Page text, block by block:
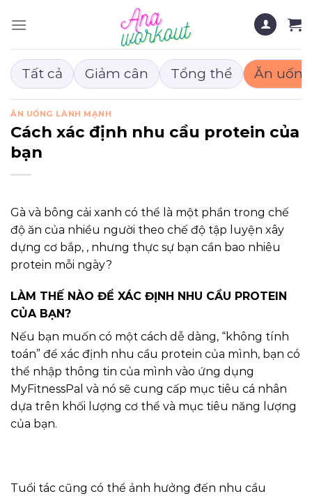
đến
dung
Tất cả Giảm cân Tổng thể Ăn
ĂN UỐNG LÀNH MẠNH
Cách xác định nhu cầu protein của
bạn
Gà và bông cải xanh có thể là một phần trong chế
độ ăn của nhiều người theo chế độ tập luyện xây
dựng cơ bắp, , nhưng thực sự bạn cần bao nhiêu
protein mỗi ngày?
LÀM THẾ NÀO ĐỂ XÁC ĐỊNH NHU CẦU PROTEIN
CỦA BẠN?
Nếu bạn muốn có một cách dễ dàng, “không tính
toán” để xác định nhu cầu protein của mình, bạn có
thể nhập thông tin của mình vào ứng dụng
MyFitnessPal và nó sẽ cung cấp mục tiêu cá nhân
dựa trên khối lượng cơ thể và mục tiêu năng lượng
của bạn.
Tuổi tác cũng có thể ảnh hưởng đến nhu cầu